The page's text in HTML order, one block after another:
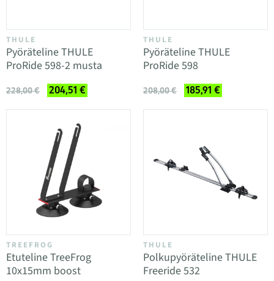
THULE
Pyöräteline THULE
ProRide 598-2 musta
228,00 € 204,51 €
THULE
Pyöräteline THULE
ProRide 598
208,00 € 185,91 €
TREEFROG
Etuteline TreeFrog
10x15mm boost
THULE
Polkupyöräteline THULE
Freeride 532